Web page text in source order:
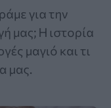
για την
μας; Η ιστορία
μαγιό και τι
μας.